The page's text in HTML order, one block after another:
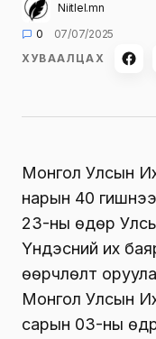
Niitlel.mn
0
07/07/2025
ХУВААЛЦАХ
Монгол Улсын
нарын 40
23-ны өдөр
Үндэсний их
өөрчлөлт
Монгол Улсын
сарын 03-ны